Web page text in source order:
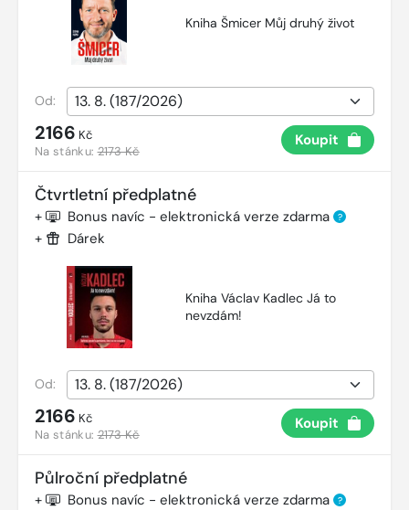
Kniha Šmicer Můj druhý život
Od:
2166 Kč
Na stánku:2173 Kč
Koupit
Čtvrtletní předplatné
+ Bonus navíc - elektronická verze zdarma ?
+ Dárek
Kniha Václav Kadlec Já to
nevzdám!
Od:
2166 Kč
Na stánku:2173 Kč
Koupit
Půlroční předplatné
+ Bonus navíc - elektronická verze zdarma ?